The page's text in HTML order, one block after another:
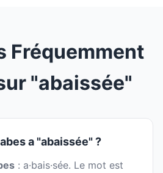
Fréquemment
"abaissée"
a "abaissée" ?
: a·bais·sée. Le mot est